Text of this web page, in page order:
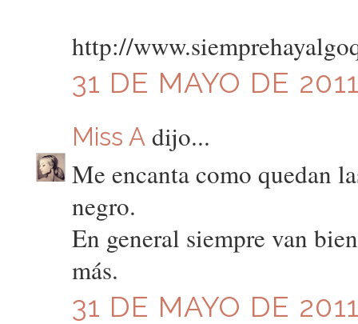
http://
31 DE MAYO DE
Miss Adijo...
Me encanta como quedan
negro.
En general siempre van
más.
31 DE MAYO DE